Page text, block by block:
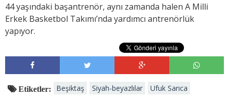
44 yaşındaki başantrenör, aynı zamanda halen A Milli
Erkek Basketbol Takımı’nda yardımcı antrenörlük
yapıyor.
Etiketler: Beşiktaş Siyah-beyazlılar Ufuk Sarıca